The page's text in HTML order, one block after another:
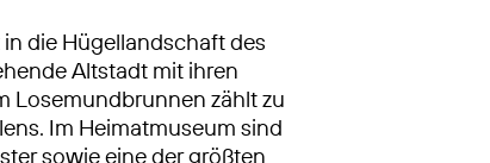
die Hügellandschaft des
Altstadt mit ihren
Losemundbrunnen zählt zu
Im Heimatmuseum sind
sowie eine der größten